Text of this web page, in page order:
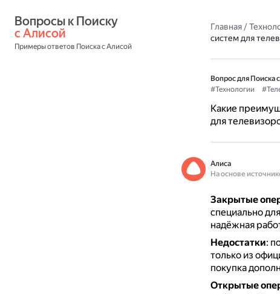
с Алисой
Примеры ответов Поиска с Алисой
Главная/
систем для
Вопрос для Поиска
#Технологии
Какие
для
Алиса
На основе
Закрытые
специально
надёжная
Недостатки:
только из
покупка
Открытые